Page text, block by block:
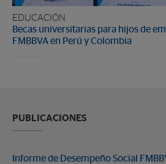
EDUCACIÓN
Becas universitarias para hijos de
FMBBVA en Perú y Colombia
PUBLICACIONES
Informe de Desempeño Social